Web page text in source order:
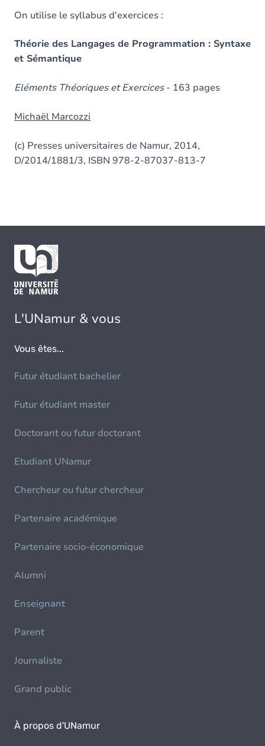
On utilise le syllabus d'exercices :
Théorie des Langages de Programmation : Syntaxe
et Sémantique
Eléments Théoriques et Exercices- 163 pages
Michaël Marcozzi
(c) Presses universitaires de Namur, 2014,
D/2014/1881/3, ISBN 978-2-87037-813-7
L'UNamur & vous
Vous êtes...
Futur étudiant bachelier
Futur étudiant master
Doctorant ou futur doctorant
Etudiant UNamur
Chercheur ou futur chercheur
Partenaire académique
Partenaire socio-économique
Alumni
Enseignant
Parent
Journaliste
Grand public
À propos d'UNamur